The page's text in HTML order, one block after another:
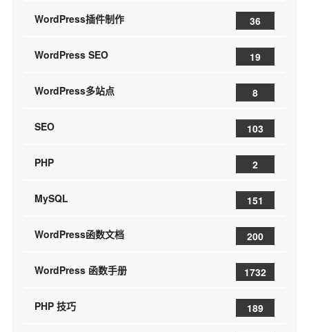
WordPress插件制作 36
WordPress SEO 19
WordPress多站点 8
SEO 103
PHP 2
MySQL 151
WordPress函数文档 200
WordPress 函数手册 1732
PHP 技巧 189